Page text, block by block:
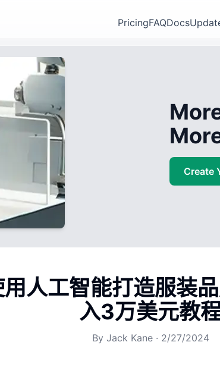
PricingFAQDocs
Create
人工智能打造服装
入3万美元教
By Jack Kane· 2/27/2024